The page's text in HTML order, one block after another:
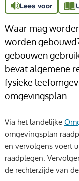
Lees voor
Waar mag
worden
gebouwen
bevat algemene
fysieke
omgevingsplan.
Via het landelijke
omgevingsplan
en vervolgens voert
raadplegen.
de rechterzijde van